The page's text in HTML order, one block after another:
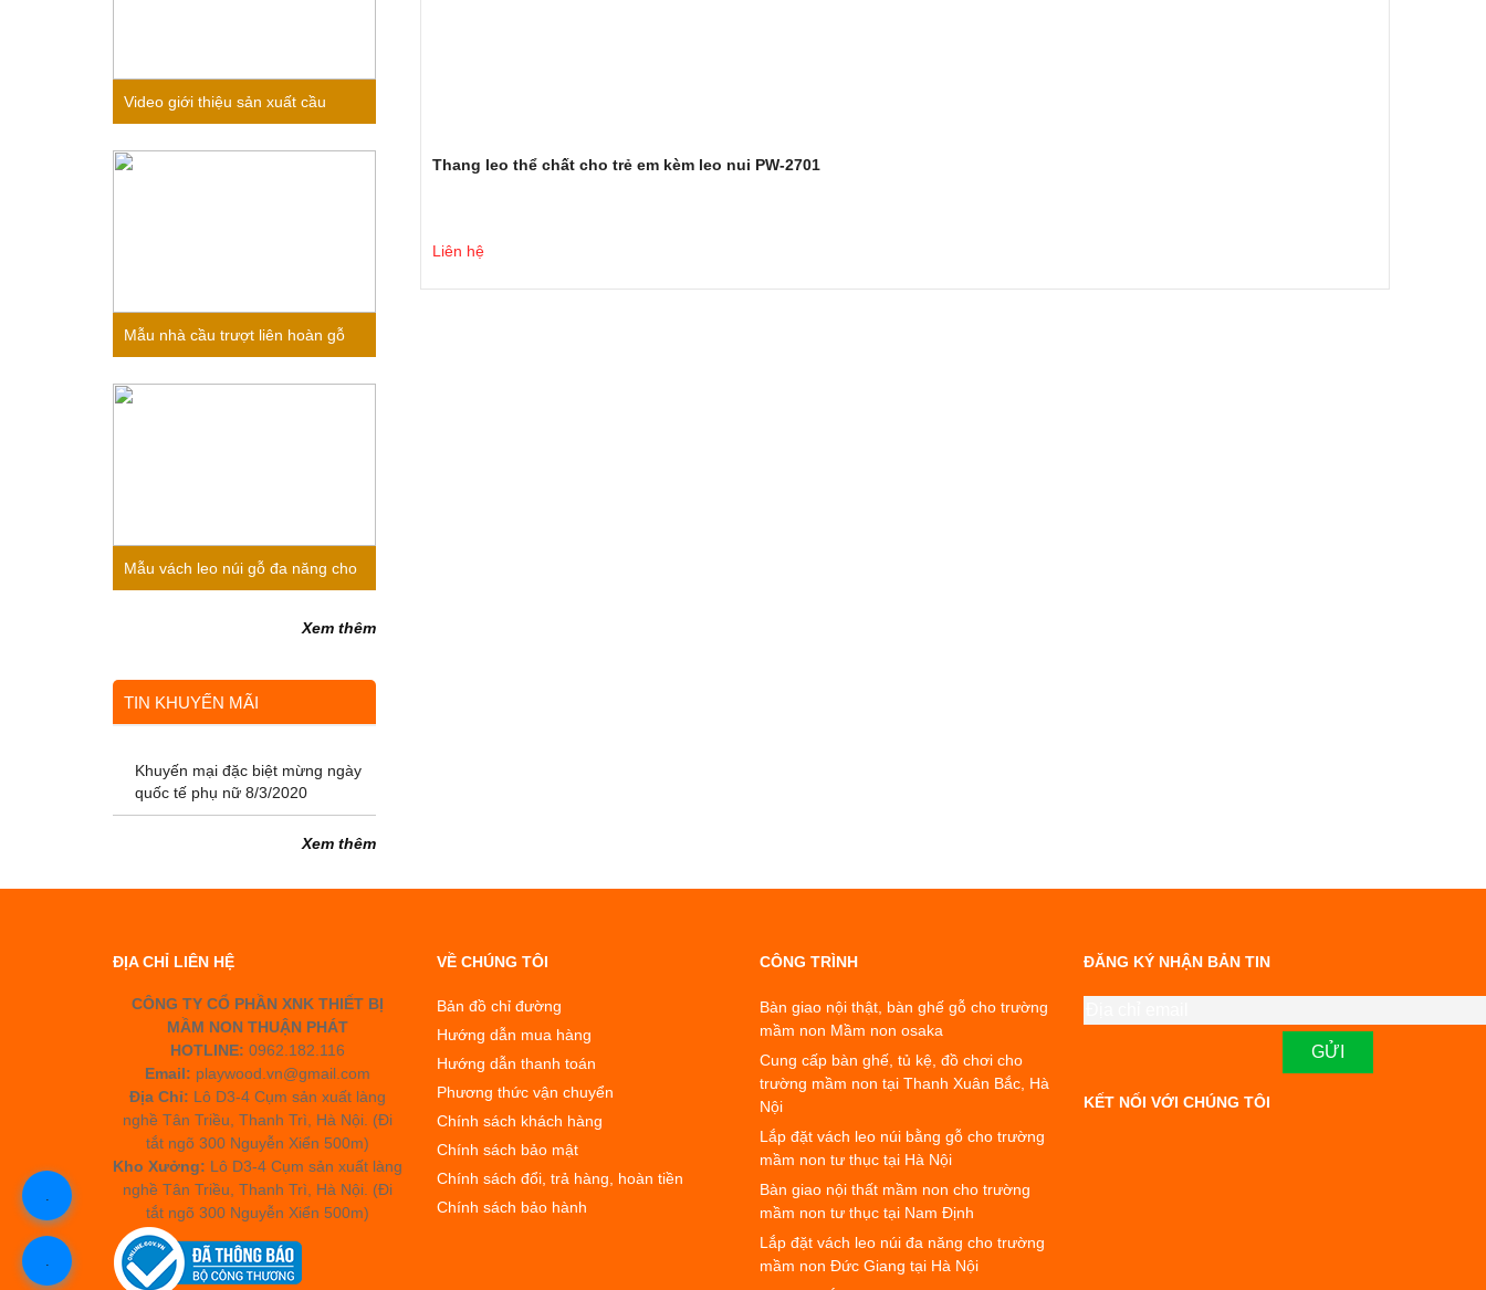
Thang leo thể chất cho trẻ em kèm leo nui PW-2701
Liên hệ
Video giới thiệu sản xuất cầu
Mẫu nhà cầu trượt liên hoàn gỗ
Mẫu vách leo núi gỗ đa năng cho
Xem thêm
TIN KHUYẾN MÃI
Khuyến mại đặc biệt mừng ngày
quốc tế phụ nữ 8/3/2020
Xem thêm
ĐỊA CHỈ LIÊN HỆ
CÔNG TY CỔ PHẦN XNK THIẾT BỊ
MẦM NON THUẬN PHÁT
HOTLINE: 0962.182.116
Email: playwood.vn@gmail.com
Địa Chỉ: Lô D3-4 Cụm sản xuất làng
nghề Tân Triều, Thanh Trì, Hà Nội. (Đi
tắt ngõ 300 Nguyễn Xiển 500m)
Kho Xưởng: Lô D3-4 Cụm sản xuất làng
nghề Tân Triều, Thanh Trì, Hà Nội. (Đi
tắt ngõ 300 Nguyễn Xiển 500m)
VỀ CHÚNG TÔI
Bản đồ chỉ đường
Hướng dẫn mua hàng
Hướng dẫn thanh toán
Phương thức vận chuyển
Chính sách khách hàng
Chính sách bảo mật
Chính sách đổi, trả hàng, hoàn tiền
Chính sách bảo hành
CÔNG TRÌNH
Bàn giao nội thật, bàn ghế gỗ cho trường
mầm non Mầm non osaka
Cung cấp bàn ghế, tủ kệ, đồ chơi cho
trường mầm non tại Thanh Xuân Bắc, Hà
Nội
Lắp đặt vách leo núi bằng gỗ cho trường
mầm non tư thục tại Hà Nội
Bàn giao nội thất mầm non cho trường
mầm non tư thục tại Nam Định
Lắp đặt vách leo núi đa năng cho trường
mầm non Đức Giang tại Hà Nội
ĐĂNG KÝ NHẬN BẢN TIN
KẾT NỐI VỚI CHÚNG TÔI
.
.